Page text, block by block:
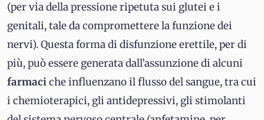
(per via della pressione ripetuta sui glutei e i
genitali, tale da compromettere la funzione dei
nervi). Questa forma di disfunzione erettile, per di
più, può essere generata dall’assunzione di alcuni
farmaciche influenzano il flusso del sangue, tra cui
i chemioterapici, gli antidepressivi, gli stimolanti